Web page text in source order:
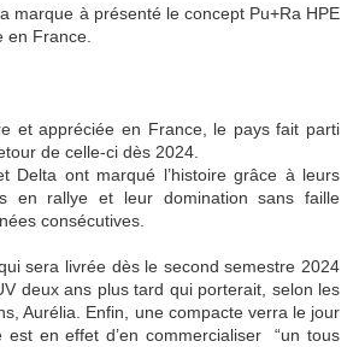
marque à présenté le concept Pu+Ra HPE
en France.
et appréciée en France, le pays fait parti
de celle-ci dès 2024.
Delta ont marqué l’histoire grâce à leurs
en rallye et leur domination sans faille
consécutives.
sera livrée dès le second semestre 2024
deux ans plus tard qui porterait, selon les
Aurélia. Enfin, une compacte verra le jour
est en effet d’en commercialiser “un tous